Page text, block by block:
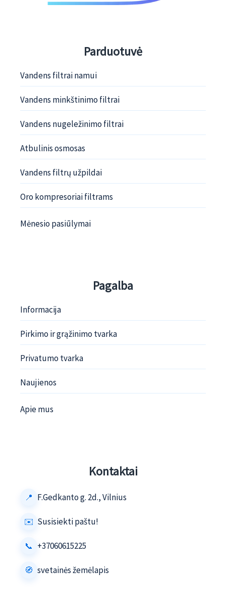
Parduotuvė
Vandens filtrai namui
Vandens minkštinimo filtrai
Vandens nugeležinimo filtrai
Atbulinis osmosas
Vandens filtrų užpildai
Oro kompresoriai filtrams
Mėnesio pasiūlymai
Pagalba
Informacija
Pirkimo ir grąžinimo tvarka
Privatumo tvarka
Naujienos
Apie mus
Kontaktai
F.Gedkanto g. 2d., Vilnius
Susisiekti paštu!
+37060615225
svetainės žemėlapis